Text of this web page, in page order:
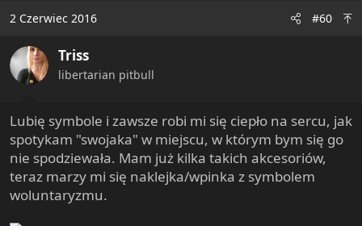
t
o
n
s
2 Czerwiec 2016 #60
Triss
libertarian pitbull
Lubię symbole i zawsze robi mi się ciepło na sercu, jak
spotykam "swojaka" w miejscu, w którym bym się go
nie spodziewała. Mam już kilka takich akcesoriów,
teraz marzy mi się naklejka/wpinka z symbolem
woluntaryzmu.